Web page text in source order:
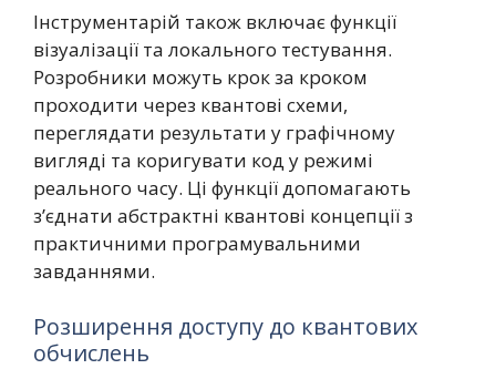
Інструментарій також включає функції
візуалізації та локального тестування.
Розробники можуть крок за кроком
проходити через квантові схеми,
переглядати результати у графічному
вигляді та коригувати код у режимі
реального часу. Ці функції допомагають
з’єднати абстрактні квантові концепції з
практичними програмувальними
завданнями.
Розширення доступу до квантових
обчислень